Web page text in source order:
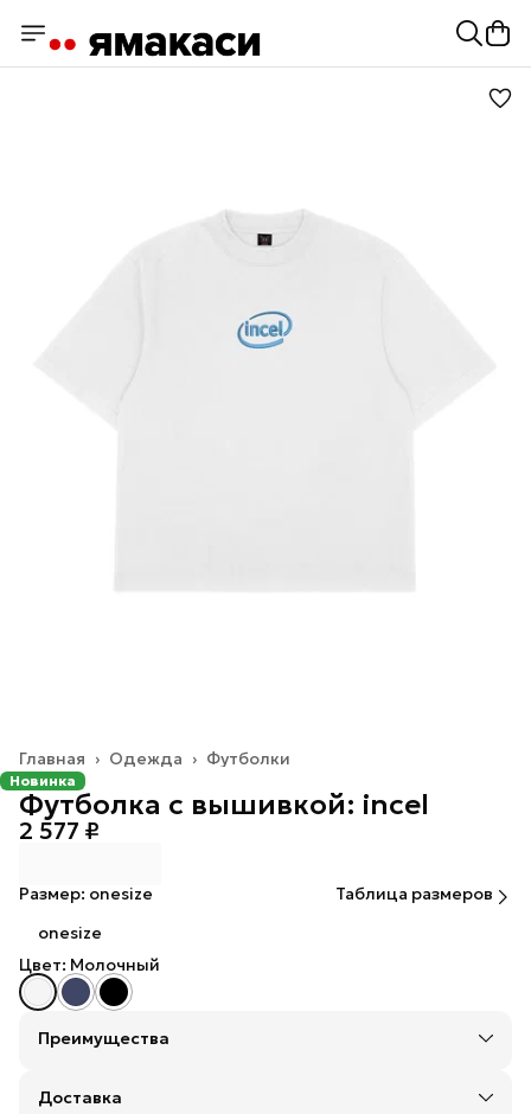
Футболки
Одежда ›
Главная ›
Новинка
Футболка с вышивкой: incel
2 577 ₽
Размер: onesize
Таблица размеров
onesize
Цвет: Молочный
Преимущества
Оплата — картой, СБП или наличными
Доставка в пункты выдачи или до двери: Яндекс,
Доставка